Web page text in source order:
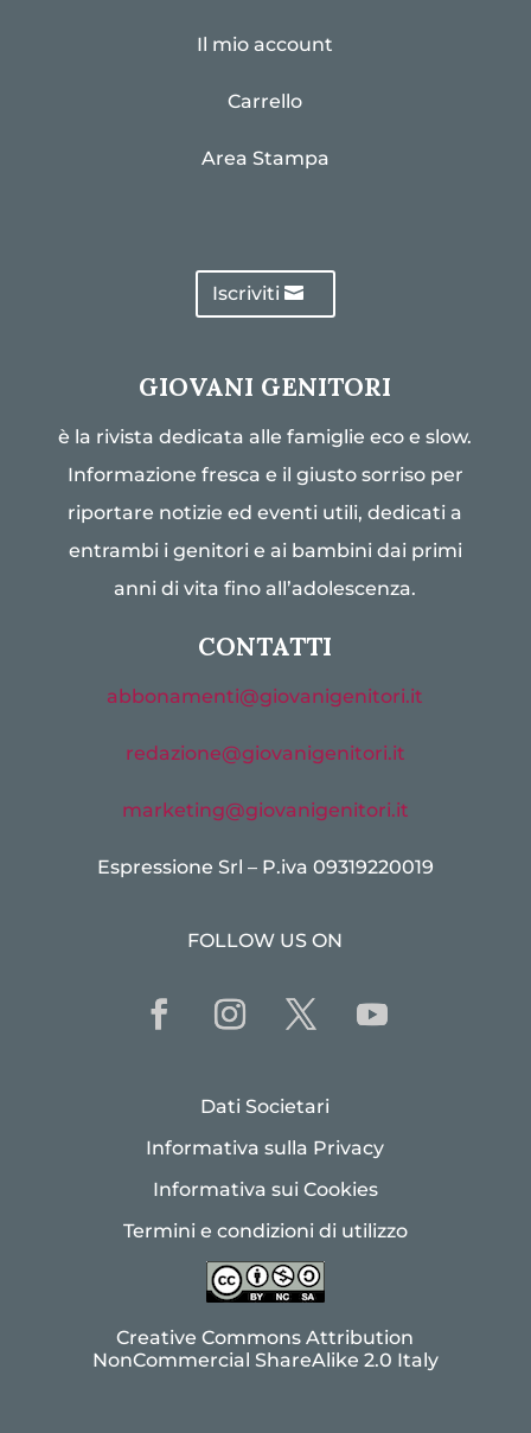
Il mio account
Carrello
Area Stampa
Iscriviti
GIOVANI GENITORI
è la rivista dedicata alle famiglie eco e slow.
Informazione fresca e il giusto sorriso per
riportare notizie ed eventi utili, dedicati a
entrambi i genitori e ai bambini dai primi
anni di vita fino all’adolescenza.
CONTATTI
abbonamenti@giovanigenitori.it
redazione@giovanigenitori.it
marketing@giovanigenitori.it
Espressione Srl – P.iva 09319220019
FOLLOW US ON
Dati Societari
Informativa sulla Privacy
Informativa sui Cookies
Termini e condizioni di utilizzo
Creative Commons Attribution
NonCommercial ShareAlike 2.0 Italy